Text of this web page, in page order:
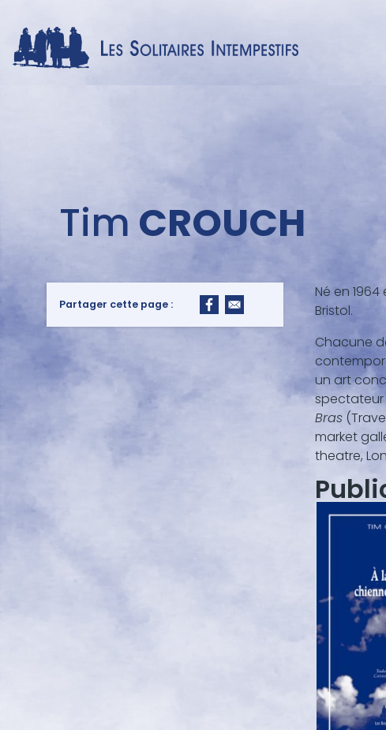
Tim CROUCH
Né en
Bristol.
Chacune
un art
spectateur
Bras
market
theatre,
Partager cette page :